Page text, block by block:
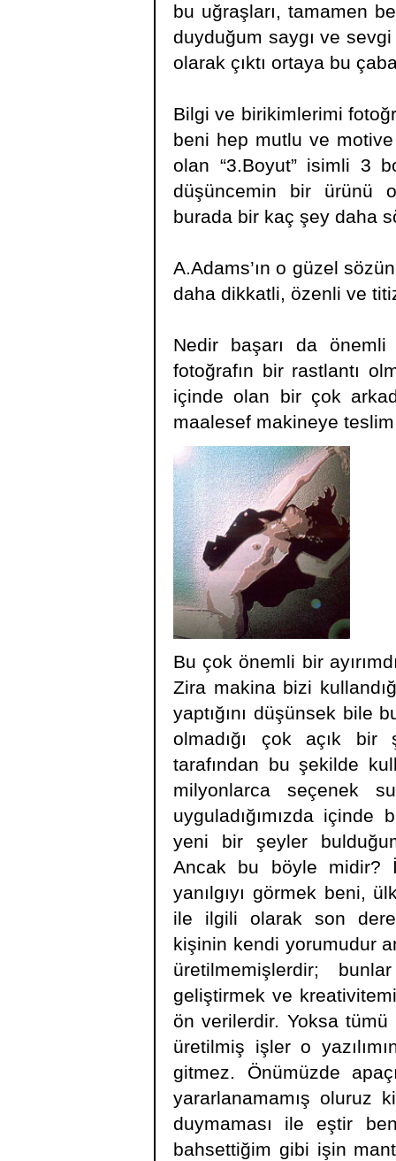
bu uğraşları, tamamen
duyduğum saygı ve
olarak çıktı ortaya bu
Bilgi ve birikimlerimi
beni hep mutlu ve
olan “3.Boyut” isimli 3
düşüncemin bir ürünü
burada bir kaç şey daha
A.Adams’ın o güzel
daha dikkatli, özenli ve
Nedir başarı da
fotoğrafın bir rastlantı
içinde olan bir çok
maalesef makineye teslim
Bu çok önemli bir
Zira makina bizi
yaptığını düşünsek bile
olmadığı çok açık bir
tarafından bu şekilde
milyonlarca seçenek
uyguladığımızda içinde
yeni bir şeyler
Ancak bu böyle midir?
yanılgıyı görmek beni,
ile ilgili olarak son
kişinin kendi yorumudur
üretilmemişlerdir;
geliştirmek ve
ön verilerdir. Yoksa
üretilmiş işler o
gitmez. Önümüzde
yararlanamamış oluruz
duymaması ile eştir
bahsettiğim gibi işin